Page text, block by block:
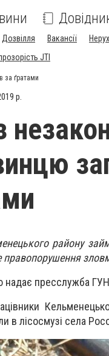
Дозвілля Вакансії
JTI
за ґратами
р.
району
правопорушення
пресслужба
в лісосмузі села